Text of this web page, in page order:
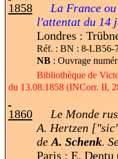
1858 La Franceou
l'attentat du 14
Londres :
Réf. : BN : 8-LB56-
NB: Ouvrage
Bibliothèque de
du 13.08.1858 (INCorr. II,
1860
Le Monde
A. Hertzen
de A. Schenk.
Paris : E.